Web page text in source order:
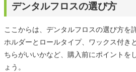
デンタルフロスの選び方
ここからは、デンタルフロスの選び方を
ホルダーとロールタイプ、ワックス付き
ちらがいいかなど、購入前にポイントを
ょう。